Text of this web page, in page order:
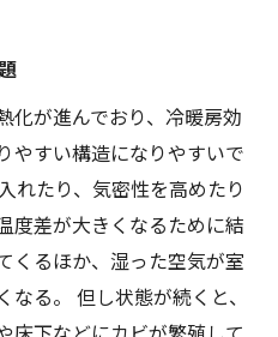
化が進んでおり、冷暖房効
やすい構造になりやすいで
れたり、気密性を高めたり
度差が大きくなるために結
くるほか、湿った空気が室
る。 但し状態が続くと、